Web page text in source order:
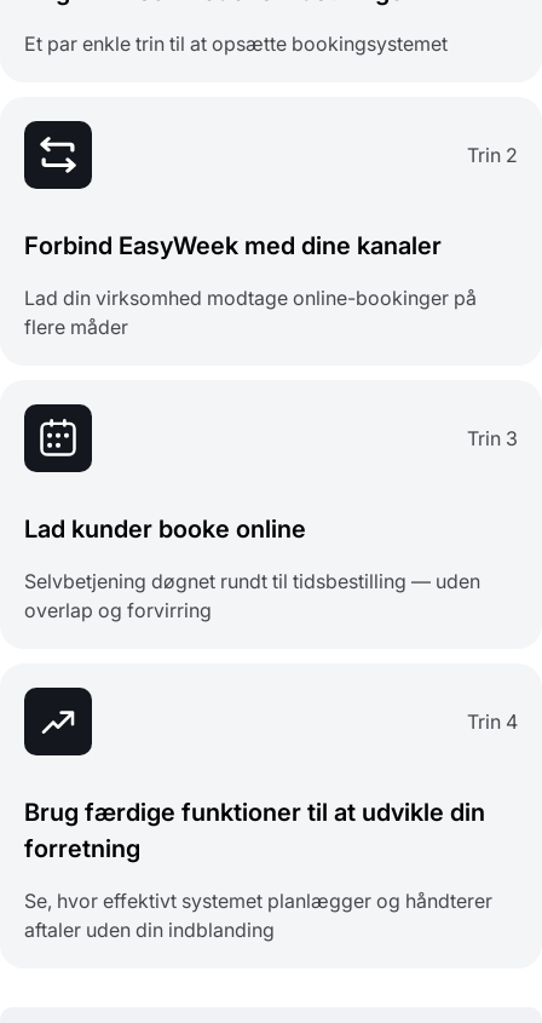
Et par enkle trin til at opsætte bookingsystemet
Trin 2
Forbind EasyWeek med dine kanaler
Lad din virksomhed modtage online-bookinger på
flere måder
Trin 3
Lad kunder booke online
Selvbetjening døgnet rundt til tidsbestilling — uden
overlap og forvirring
Trin 4
Brug færdige funktioner til at udvikle din
forretning
Se, hvor effektivt systemet planlægger og håndterer
aftaler uden din indblanding